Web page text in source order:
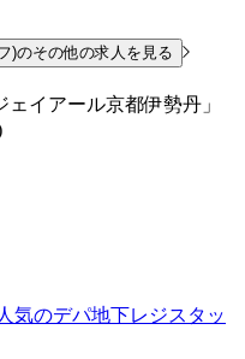
)のその他の求人を見る
イアール京都伊勢丹」
気のデパ地下レジスタッ